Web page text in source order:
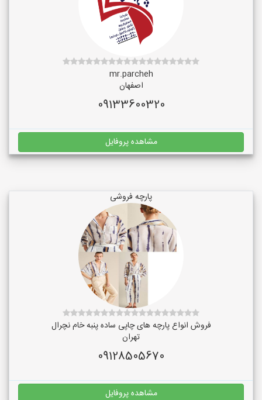
mr.parcheh
اصفهان
09133600320
مشاهده پروفایل
پارچه فروشی
فروش انواع پارچه های چاپی ساده پنبه خام نچرال
تهران
09128505670
مشاهده پروفایل